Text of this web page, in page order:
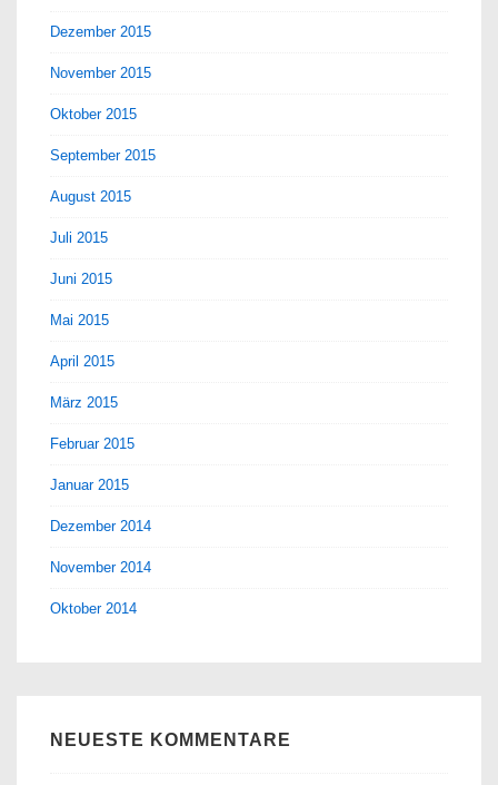
Dezember 2015
November 2015
Oktober 2015
September 2015
August 2015
Juli 2015
Juni 2015
Mai 2015
April 2015
März 2015
Februar 2015
Januar 2015
Dezember 2014
November 2014
Oktober 2014
NEUESTE KOMMENTARE